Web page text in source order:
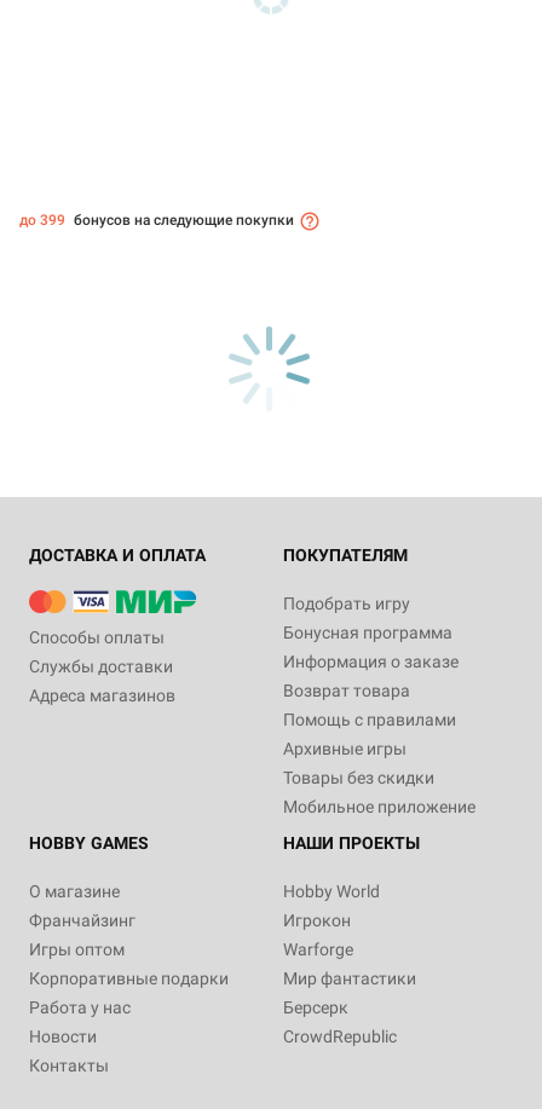
до 399 бонусов на следующие покупки
ДОСТАВКА И ОПЛАТА
Способы оплаты
Службы доставки
Адреса магазинов
ПОКУПАТЕЛЯМ
Подобрать игру
Бонусная программа
Информация о заказе
Возврат товара
Помощь с правилами
Архивные игры
Товары без скидки
Мобильное приложение
HOBBY GAMES
О магазине
Франчайзинг
Игры оптом
Корпоративные подарки
Работа у нас
Новости
Контакты
НАШИ ПРОЕКТЫ
Hobby World
Игрокон
Warforge
Мир фантастики
Берсерк
CrowdRepublic